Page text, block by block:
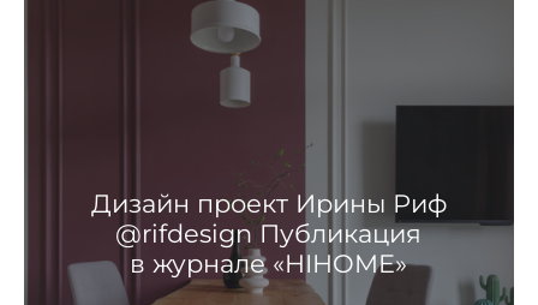
Дизайн проект Ирины Риф
@rifdesign Публикация
в журнале «HIHOME»